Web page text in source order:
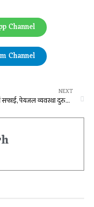
Channel
Channel
NEXT
वार्डों में सफाई, पेयजल व्यवस्था दुरुस्त करने राजस्व वसूली को सर्वोच्च प्राथमिकता